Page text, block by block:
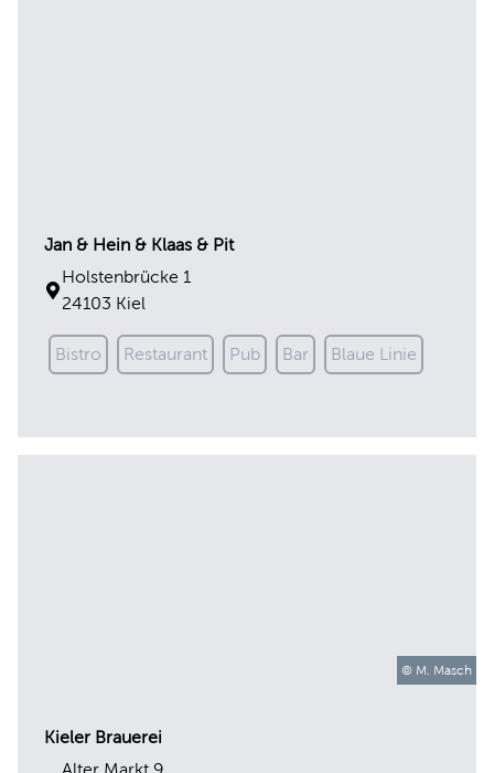
Jan & Hein & Klaas & Pit
Holstenbrücke 1
24103 Kiel
Bistro Restaurant Pub Bar Blaue Linie
Kieler Brauerei
Alter Markt 9